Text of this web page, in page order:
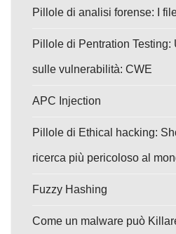
Pillole di analisi forense: I
Pillole di Pentration Testing:
sulle vulnerabilità: CWE
APC Injection
Pillole di Ethical hacking:
ricerca più pericoloso al
Fuzzy Hashing
Come un malware può